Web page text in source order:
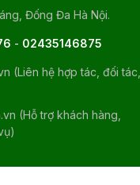
Đống Đa Hà Nội.
- 02435146875
(Liên hệ hợp tác, đối tác,
(Hỗ trợ khách hàng,